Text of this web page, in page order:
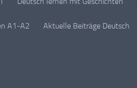
A1-A2 Aktuelle Beiträge Deutsch